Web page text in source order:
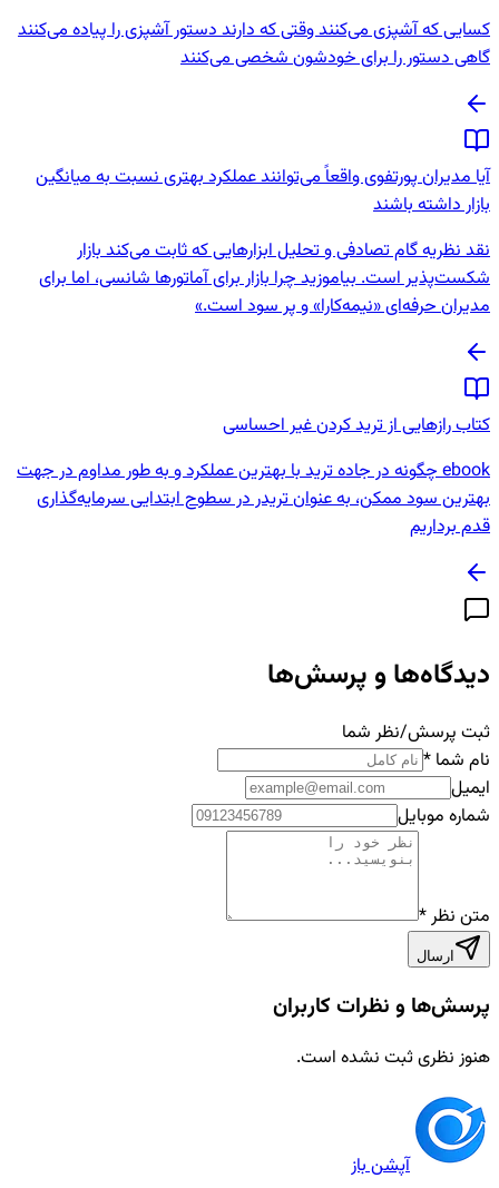
کسایی که آشپزی می‌کنند وقتی که دارند دستور آشپزی را پیاده می‌کنند
گاهی دستور را برای خودشون شخصی می‌کنند
آیا مدیران پورتفوی واقعاً می‌توانند عملکرد بهتری نسبت به میانگین
بازار داشته باشند
نقد نظریه گام تصادفی و تحلیل ابزارهایی که ثابت می‌کند بازار
شکست‌پذیر است. بیاموزید چرا بازار برای آماتورها شانسی، اما برای
مدیران حرفه‌ای «نیمه‌کارا» و پر سود است.»
کتاب رازهایی از ترید کردن غیر احساسی
ebook چگونه در جاده ترید با بهترین عملکرد و به طور مداوم در جهت
بهترین سود ممکن، به عنوان تریدر در سطوح ابتدایی سرمایه‌گذاری
قدم برداریم
دیدگاه‌ها و پرسش‌ها
ثبت پرسش/نظر شما
نام شما *
ایمیل
شماره موبایل
متن نظر*
ارسال
پرسش‌ها و نظرات کاربران
هنوز نظری ثبت نشده است.
آپشن باز